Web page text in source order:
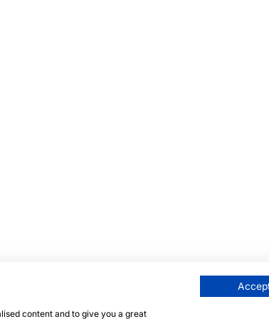
content and to give you a great